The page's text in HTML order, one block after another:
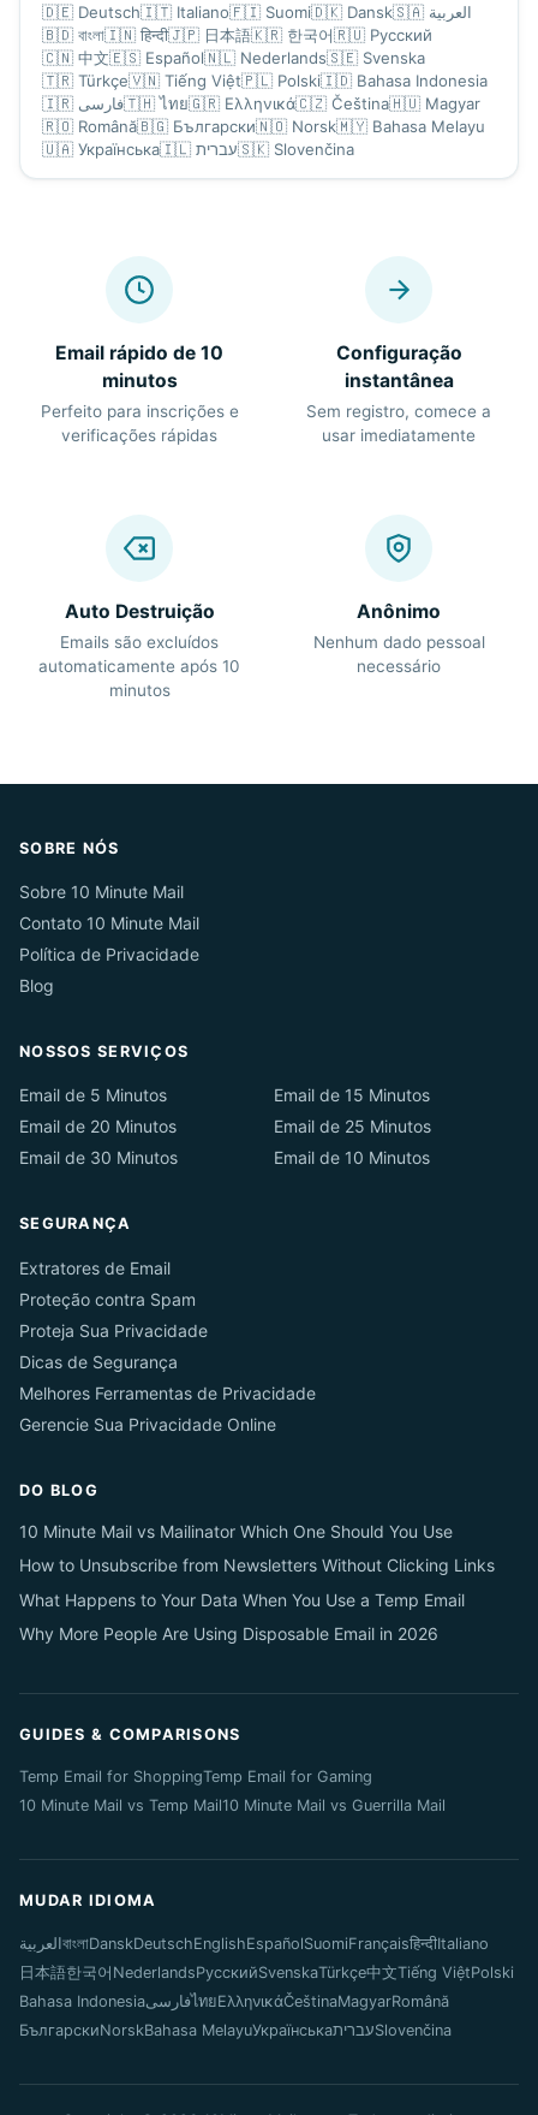
🇩🇪 Deutsch🇮🇹 Italiano🇫🇮 Suomi🇩🇰 Dansk🇸🇦 العربية
🇧🇩 বাংলা🇮🇳 हिन्दी🇯🇵 日本語🇰🇷 한국어🇷🇺 Русский
🇨🇳 中文🇪🇸 Español🇳🇱 Nederlands🇸🇪 Svenska
🇹🇷 Türkçe🇻🇳 Tiếng Việt🇵🇱 Polski🇮🇩 Bahasa Indonesia
🇮🇷 فارسی🇹🇭ไทย🇬🇷 Ελληνικά🇨🇿 Čeština🇭🇺 Magyar
🇷🇴 Română🇧🇬 Български🇳🇴 Norsk🇲🇾 Bahasa Melayu
🇺🇦 Українська🇮🇱 עברית🇸🇰 Slovenčina
Email rápido de 10
minutos
Perfeito para inscrições e
verificações rápidas
Configuração
instantânea
Sem registro, comece a
usar imediatamente
Auto Destruição
Emails são excluídos
automaticamente após 10
minutos
Anônimo
Nenhum dado pessoal
necessário
SOBRE NÓS
Sobre 10 Minute Mail
Contato 10 Minute Mail
Política de Privacidade
Blog
NOSSOS SERVIÇOS
Email de 5 Minutos
Email de 15 Minutos
Email de 20 Minutos
Email de 25 Minutos
Email de 30 Minutos
Email de 10 Minutos
SEGURANÇA
Extratores de Email
Proteção contra Spam
Proteja Sua Privacidade
Dicas de Segurança
Melhores Ferramentas de Privacidade
Gerencie Sua Privacidade Online
DO BLOG
10 Minute Mail vs Mailinator Which One Should You Use
How to Unsubscribe from Newsletters Without Clicking Links
What Happens to Your Data When You Use a Temp Email
Why More People Are Using Disposable Email in 2026
GUIDES & COMPARISONS
Temp Email for ShoppingTemp Email for Gaming
10 Minute Mail vs Temp Mail10 Minute Mail vs Guerrilla Mail
MUDAR IDIOMA
العربية বাংলাDanskDeutschEnglishEspañolSuomiFrançaisहिन्दीItaliano
日本語한국어 NederlandsРусскийSvenskaTürkçe中文Tiếng ViệtPolski
Bahasa IndonesiaفارسیไทยΕλληνικάČeštinaMagyarRomână
БългарскиNorskBahasa MelayuУкраїнськаעבריתSlovenčina